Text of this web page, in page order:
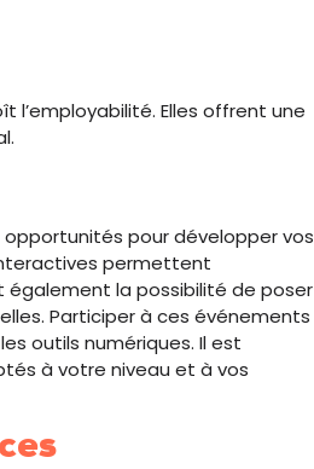
Elles offrent une
pour développer vos
permettent
également la possibilité de poser
Participer à ces événements
outils numériques. Il est
à votre niveau et à vos